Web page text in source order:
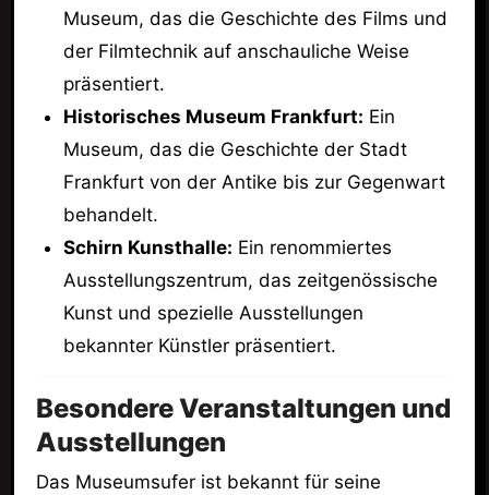
Museum, das die Geschichte des Films und
der Filmtechnik auf anschauliche Weise
präsentiert.
Historisches Museum Frankfurt: Ein
Museum, das die Geschichte der Stadt
Frankfurt von der Antike bis zur Gegenwart
behandelt.
Schirn Kunsthalle: Ein renommiertes
Ausstellungszentrum, das zeitgenössische
Kunst und spezielle Ausstellungen
bekannter Künstler präsentiert.
Besondere Veranstaltungen und
Ausstellungen
Das Museumsufer ist bekannt für seine